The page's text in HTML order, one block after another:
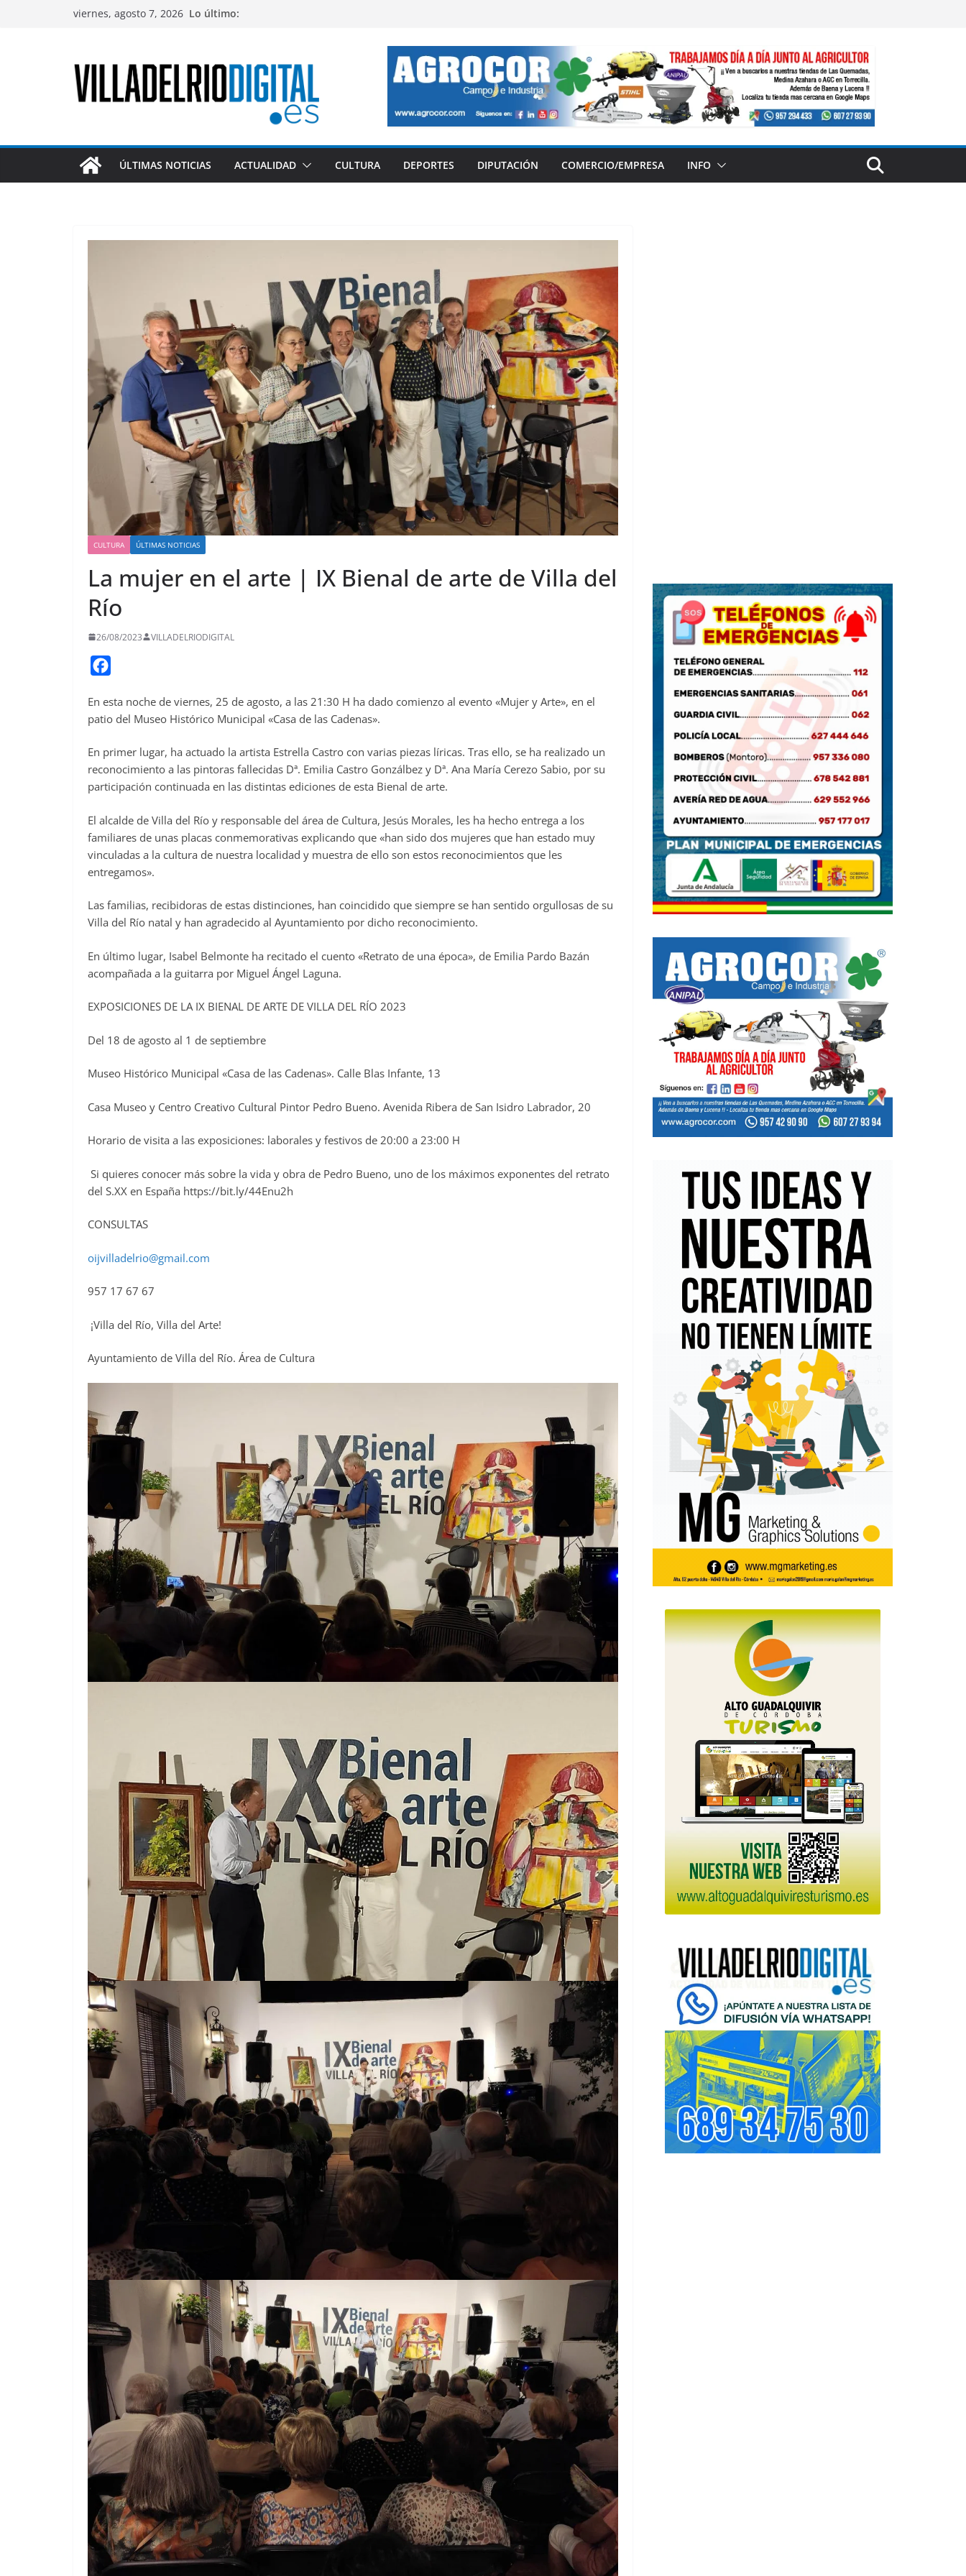
viernes, agosto 7, 2026 Lo último:
ÚLTIMAS NOTICIAS ACTUALIDAD CULTURA DEPORTES DIPUTACIÓN COMERCIO/EMPRESA INFO
CULTURA ÚLTIMAS NOTICIAS
La mujer en el arte | IX Bienal de arte de Villa del
Río
26/08/2023 VILLADELRIODIGITAL
c
e
b
o
o
En esta noche de viernes, 25 de agosto, a las 21:30 H ha dado comienzo al evento «Mujer y Arte», en el
patio del Museo Histórico Municipal «Casa de las Cadenas».
En primer lugar, ha actuado la artista Estrella Castro con varias piezas líricas. Tras ello, se ha realizado un
reconocimiento a las pintoras fallecidas Dª. Emilia Castro Gonzálbez y Dª. Ana María Cerezo Sabio, por su
participación continuada en las distintas ediciones de esta Bienal de arte.
El alcalde de Villa del Río y responsable del área de Cultura, Jesús Morales, les ha hecho entrega a los
familiares de unas placas conmemorativas explicando que «han sido dos mujeres que han estado muy
vinculadas a la cultura de nuestra localidad y muestra de ello son estos reconocimientos que les
entregamos».
Las familias, recibidoras de estas distinciones, han coincidido que siempre se han sentido orgullosas de su
Villa del Río natal y han agradecido al Ayuntamiento por dicho reconocimiento.
En último lugar, Isabel Belmonte ha recitado el cuento «Retrato de una época», de Emilia Pardo Bazán
acompañada a la guitarra por Miguel Ángel Laguna.
EXPOSICIONES DE LA IX BIENAL DE ARTE DE VILLA DEL RÍO 2023
Del 18 de agosto al 1 de septiembre
Museo Histórico Municipal «Casa de las Cadenas». Calle Blas Infante, 13
Casa Museo y Centro Creativo Cultural Pintor Pedro Bueno. Avenida Ribera de San Isidro Labrador, 20
Horario de visita a las exposiciones: laborales y festivos de 20:00 a 23:00 H
Si quieres conocer más sobre la vida y obra de Pedro Bueno, uno de los máximos exponentes del retrato
del S.XX en España https://bit.ly/44Enu2h
CONSULTAS
oijvilladelrio@gmail.com
957 17 67 67
¡Villa del Río, Villa del Arte!
Ayuntamiento de Villa del Río. Área de Cultura